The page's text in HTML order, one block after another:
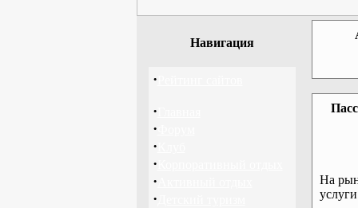
Навигация
·
·
·
·
·
·
·
На